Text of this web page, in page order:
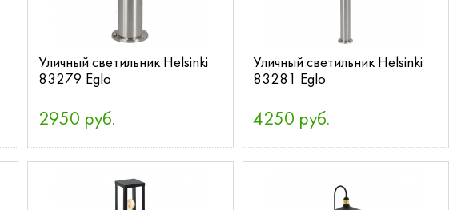
Уличный светильник Helsinki
83279 Eglo
2950 руб.
Уличный светильник Helsinki
83281 Eglo
4250 руб.